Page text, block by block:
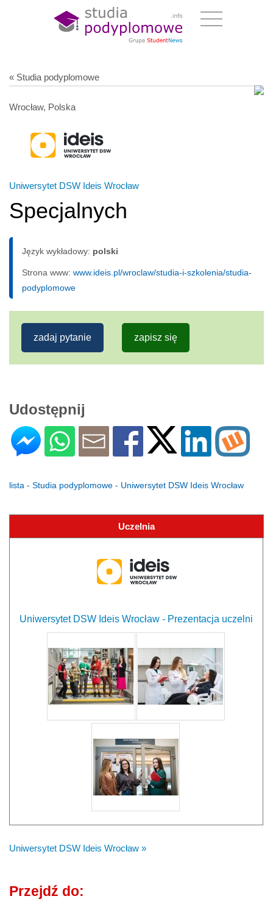
« Studia podyplomowe
Wrocław, Polska
Uniwersytet DSW Ideis Wrocław
Specjalnych
Język wykładowy: polski
Strona www: www.ideis.pl/wroclaw/studia-i-szkolenia/studia-
podyplomowe
zadaj pytanie zapisz się
Udostępnij
lista - Studia podyplomowe - Uniwersytet DSW Ideis Wrocław
Uczelnia
Uniwersytet DSW Ideis Wrocław - Prezentacja uczelni
Uniwersytet DSW Ideis Wrocław »
Przejdź do: